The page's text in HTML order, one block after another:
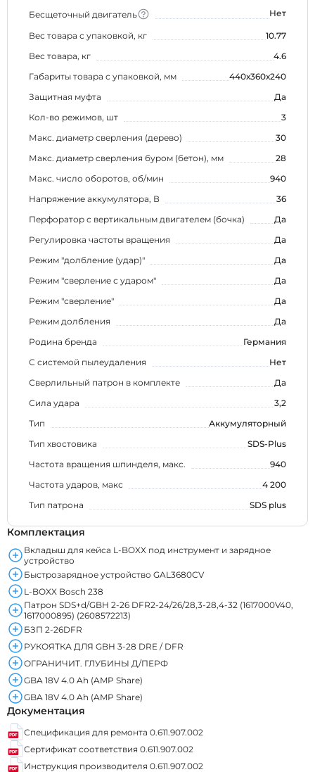
Бесщеточный двигатель Нет
Вес товара с упаковкой, кг
10.77
Вес товара, кг
4.6
Габариты товара с упаковкой, мм
440х360х240
Защитная муфта
Да
Кол-во режимов, шт
3
Макс. диаметр сверления (дерево)
30
Макс. диаметр сверления буром (бетон), мм
28
Макс. число оборотов, об/мин
940
Напряжение аккумулятора, В
36
Перфоратор с вертикальным двигателем (бочка)
Да
Регулировка частоты вращения
Да
Режим "долбление (удар)"
Да
Режим "сверление с ударом"
Да
Режим "сверление"
Да
Режим долбления
Да
Родина бренда
Германия
С системой пылеудаления
Нет
Сверлильный патрон в комплекте
Да
Сила удара
3,2
Тип
Аккумуляторный
Тип хвостовика
SDS-Plus
Частота вращения шпинделя, макс.
940
Частота ударов, макс
4 200
Тип патрона
SDS plus
Комплектация
Вкладыш для кейса L-BOXX под инструмент и зарядное
устройство
Быстрозарядное устройство GAL3680CV
L-BOXX Bosch 238
Патрон SDS+d/GBH 2-26 DFR2-24/26/28,3-28,4-32 (1617000V40,
1617000895) (2608572213)
БЗП 2-26DFR
РУКОЯТКА ДЛЯ GBH 3-28 DRE / DFR
ОГРАНИЧИТ. ГЛУБИНЫ Д/ПЕРФ
GBA 18V 4.0 Ah (AMP Share)
GBA 18V 4.0 Ah (AMP Share)
Документация
Спецификация для ремонта 0.611.907.002
Сертификат соответствия 0.611.907.002
Инструкция производителя 0.611.907.002